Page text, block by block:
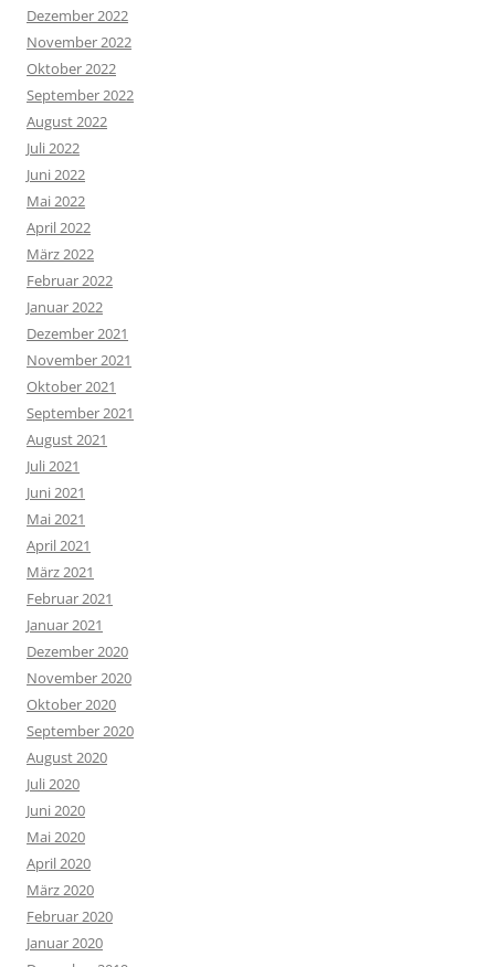
Dezember 2022
November 2022
Oktober 2022
September 2022
August 2022
Juli 2022
Juni 2022
Mai 2022
April 2022
März 2022
Februar 2022
Januar 2022
Dezember 2021
November 2021
Oktober 2021
September 2021
August 2021
Juli 2021
Juni 2021
Mai 2021
April 2021
März 2021
Februar 2021
Januar 2021
Dezember 2020
November 2020
Oktober 2020
September 2020
August 2020
Juli 2020
Juni 2020
Mai 2020
April 2020
März 2020
Februar 2020
Januar 2020